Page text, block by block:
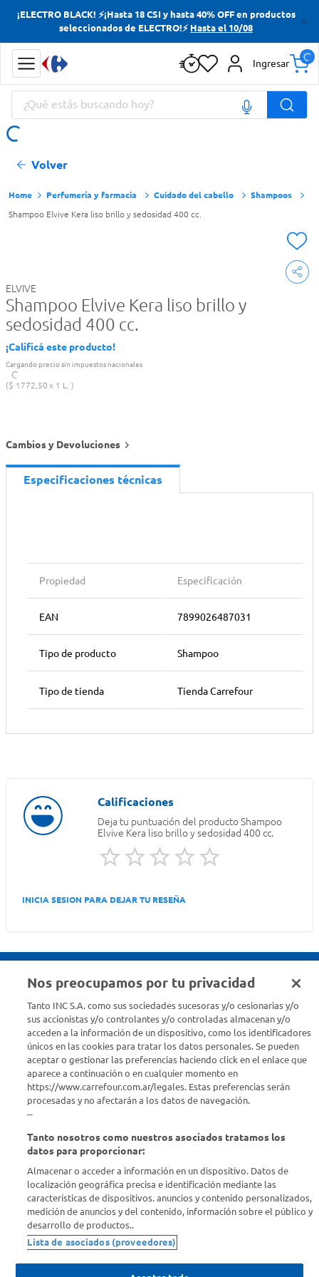
¡ELECTRO BLACK! ⚡¡Hasta 18 CSI y hasta 40% OFF en productos
seleccionados de ELECTRO!⚡ Hasta el 10/08
Ingresar
¿Qué estás buscando hoy?
Volver
Perfumería y farmacia Cuidado del cabello Shampoos
Shampoo Elvive Kera liso brillo y sedosidad 400 cc.
ELVIVE
Shampoo Elvive Kera liso brillo y
sedosidad 400 cc.
¡Calificá este producto!
Cargando precio sin impuestos nacionales
$ 1772,50 1 L.
Cambios y Devoluciones
Especificaciones técnicas
Propiedad Especificación
EAN 7899026487031
Tipo de producto Shampoo
Tipo de tienda Tienda Carrefour
Deja tu puntuación del producto Shampoo
Elvive Kera liso brillo y sedosidad 400 cc.
INICIA SESION PARA DEJAR TU RESEÑA
Estamos para ayudarte
¿Tenés una consulta? Comunicate con nosotros acá
Descubrí Carrefour
Conocenos
Info útil
Comprá Online
Nos preocupamos por tu privacidad
Tanto INC S.A. como sus sociedades sucesoras y/o cesionarias y/o
sus accionistas y/o controlantes y/o controladas almacenan y/o
acceden a la información de un dispositivo, como los identificadores
únicos en las cookies para tratar los datos personales. Se pueden
aceptar o gestionar las preferencias haciendo click en el enlace que
aparece a continuación o en cualquier momento en
https://www.carrefour.com.ar/legales. Estas preferencias serán
procesadas y no afectarán a los datos de navegación.
--
Tanto nosotros como nuestros asociados tratamos los
datos para proporcionar:
Almacenar o acceder a información en un dispositivo. Datos de
localización geográfica precisa e identificación mediante las
características de dispositivos. anuncios y contenido personalizados,
medición de anuncios y del contenido, información sobre el público y
desarrollo de productos..
Lista de asociados (proveedores)
Términos más buscados
Yerba
Cerveza
Doves
Términos más buscados
Yerba
Cerveza
Doves
Jabon Tocador